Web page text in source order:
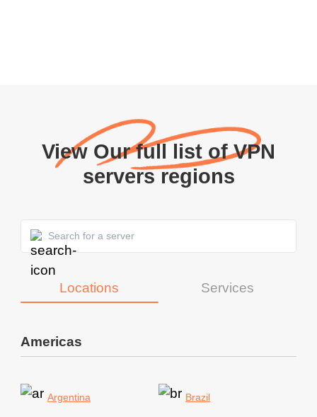
View Our full list of VPN
servers regions
Locations Services
Americas
Argentina Brazil